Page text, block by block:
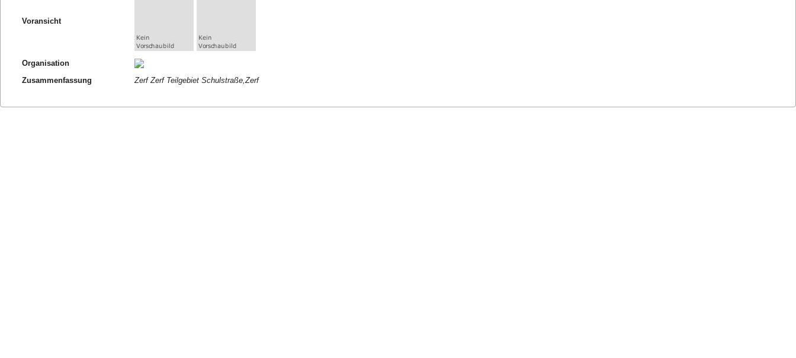
Voransicht
Organisation
Zusammenfassung
Zerf Zerf Teilgebiet Schulstraße,Zerf